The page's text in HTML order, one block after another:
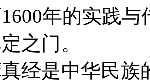
年的实践与
之门。
是中华民族